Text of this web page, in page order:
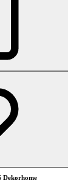
Dekorhome